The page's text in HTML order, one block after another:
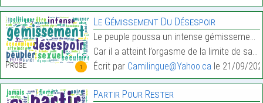
1
Prose:
Le Gémissement Du Désespoir
Le peuple poussa un intense gémissement de désespo
Car il a atteint l’orgasme de la limite de sa pati…
Écrit par Camilingue@Yahoo.ca le 21/09/
Partir Pour Rester